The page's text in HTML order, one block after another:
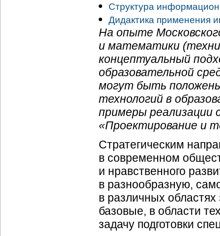
Структура
Дидактика применения
На опыте
и математики
концептуальный
образовательной
могут быть
технологий в
примеры реализации
«Проектирование и
Стратегическим
в современном
и нравственного
в разнообразную,
в различных
базовые, в области
задачу подготовки